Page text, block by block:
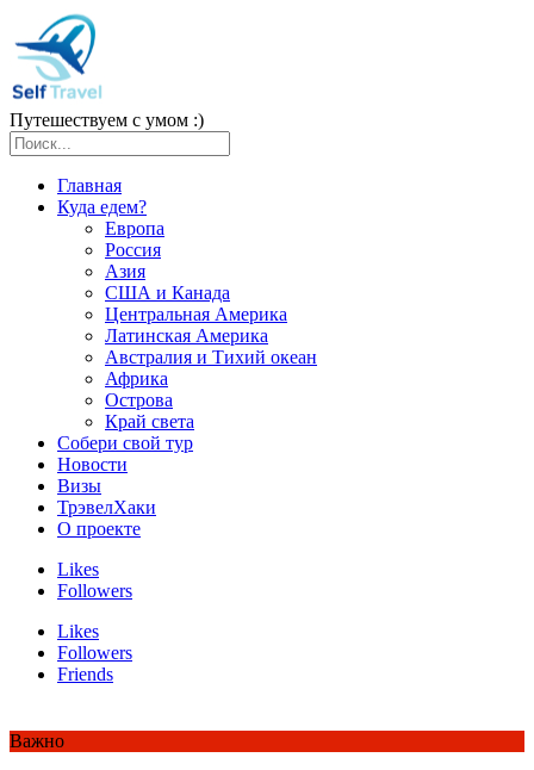
Путешествуем с умом :)
Главная
Куда едем?
Европа
Россия
Азия
США и Канада
Центральная Америка
Латинская Америка
Австралия и Тихий океан
Африка
Острова
Край света
Собери свой тур
Новости
Визы
ТрэвелХаки
О проекте
Likes
Followers
Likes
Followers
Friends
Важно